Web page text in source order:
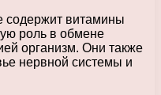
содержит витамины
роль в обмене
организм. Они также
нервной системы и